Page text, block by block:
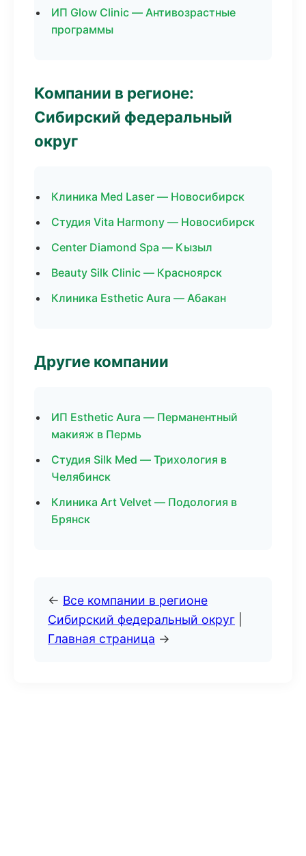
ИП Glow Clinic — Антивозрастные
программы
Компании в регионе:
Сибирский федеральный
округ
Клиника Med Laser — Новосибирск
Студия Vita Harmony — Новосибирск
Center Diamond Spa — Кызыл
Beauty Silk Clinic — Красноярск
Клиника Esthetic Aura — Абакан
Другие компании
ИП Esthetic Aura — Перманентный
макияж в Пермь
Студия Silk Med — Трихология в
Челябинск
Клиника Art Velvet — Подология в
Брянск
← Все компании в регионе
Сибирский федеральный округ
Главная страница →